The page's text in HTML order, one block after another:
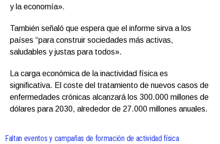
y la economía».
También señaló que espera que el informe sirva a los
países “para construir sociedades más activas,
saludables y justas para todos».
La carga económica de la inactividad física es
significativa. El coste del tratamiento de nuevos casos de
enfermedades crónicas alcanzará los 300.000 millones de
dólares para 2030, alrededor de 27.000 millones anuales.
Faltan eventos y campañas de formación de actividad física